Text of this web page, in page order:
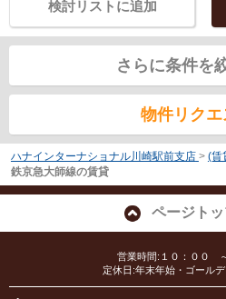
検討リストに追加
さらに条件を
物件リクエ
ハナインターナショナル川崎駅前支店 > (賃
鉄京急大師線の賃貸
ページト
営業時間:１０：００
定休日:年末年始・ゴール